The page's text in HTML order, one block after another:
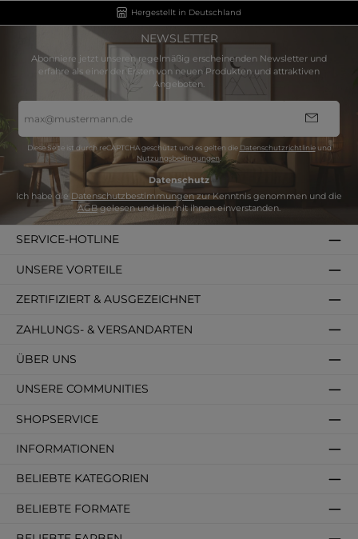
Hergestellt in Deutschland
NEWSLETTER
Abonniere jetzt unseren regelmäßig erscheinenden Newsletter und
erfahre als einer der Ersten von neuen Produkten und attraktiven
Angeboten.
Mail-
Adresse
Diese Seite ist durch reCAPTCHA geschützt und es gelten die Datenschutzrichtlinieund
Nutzungsbedingungen
Datenschutz
Ich habe die Datenschutzbestimmungenzur Kenntnis genommen und die
AGBgelesen und bin mit ihnen einverstanden.
SERVICE-HOTLINE
SHOPSERVICE
INFORMATIONEN
BELIEBTE KATEGORIEN
BELIEBTE FORMATE
ZAHLUNGS- & VERSANDARTEN
ÜBER UNS
ZERTIFIZIERT & AUSGEZEICHNET
UNSERE VORTEILE
UNSERE COMMUNITIES